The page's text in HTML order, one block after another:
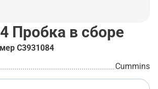
Пробка в сборе
C3931084
Cummins